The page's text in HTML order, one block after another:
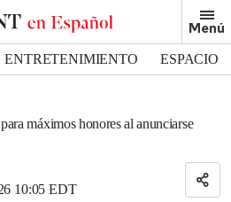
Menú
ENTRETENIMIENTO
ESPACIO
máximos honores al anunciarse
10:05 EDT